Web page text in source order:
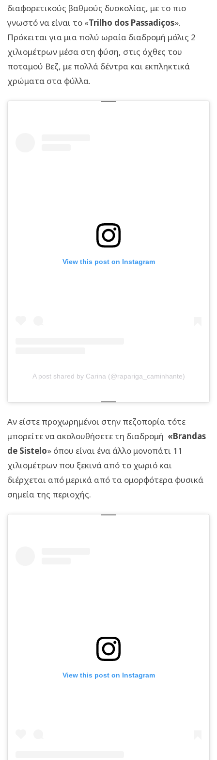
διαφορετικούς βαθμούς δυσκολίας, με το πιο
γνωστό να είναι το «Trilho dos Passadiços».
Πρόκειται για μια πολύ ωραία διαδρομή μόλις 2
χιλιομέτρων μέσα στη φύση, στις όχθες του
ποταμού Βεζ, με πολλά δέντρα και εκπληκτικά
χρώματα στα φύλλα.
View this post on Instagram
A post shared by Carina (@rapariga_caminhante)
Αν είστε προχωρημένοι στην πεζοπορία τότε
μπορείτε να ακολουθήσετε τη διαδρομή «Brandas
de Sistelo» όπου είναι ένα άλλο μονοπάτι 11
χιλιομέτρων που ξεκινά από το χωριό και
διέρχεται από μερικά από τα ομορφότερα φυσικά
σημεία της περιοχής.
View this post on Instagram